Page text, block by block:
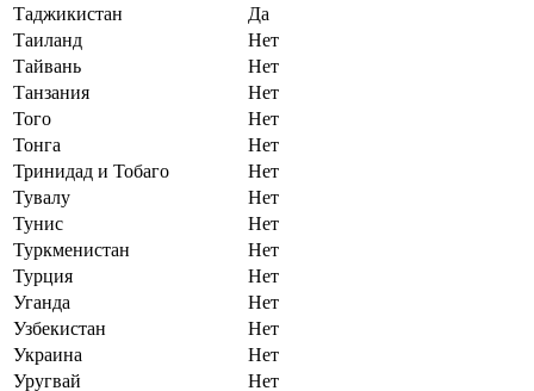
Таджикистан
Да
Таиланд
Нет
Тайвань
Нет
Танзания
Нет
Того
Нет
Тонга
Нет
Тринидад и Тобаго
Нет
Тувалу
Нет
Тунис
Нет
Туркменистан
Нет
Турция
Нет
Уганда
Нет
Узбекистан
Нет
Украина
Нет
Уругвай
Нет